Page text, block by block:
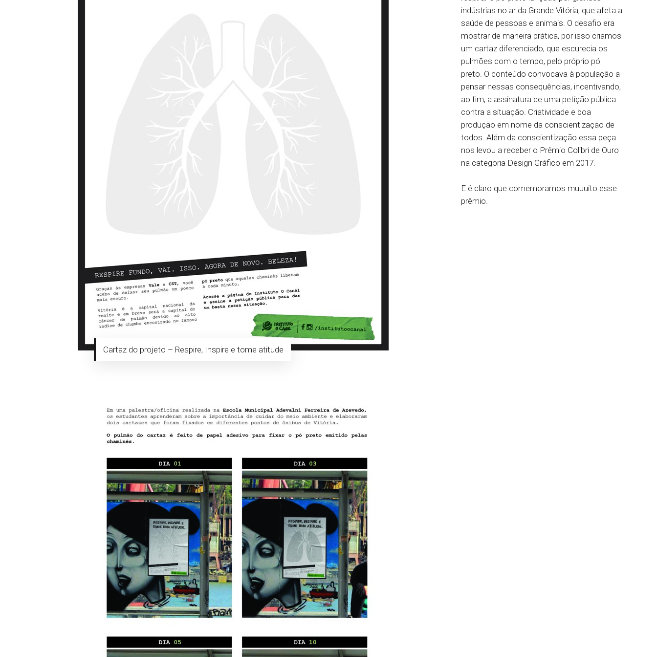
Cartaz do projeto – Respire, Inspire e tome atitude
indústrias no ar da Grande Vitória, que afeta a
saúde de pessoas e animais. O desafio era
mostrar de maneira prática, por isso criamos
um cartaz diferenciado, que escurecia os
pulmões com o tempo, pelo próprio pó
preto. O conteúdo convocava à população a
pensar nessas consequências, incentivando,
ao fim, a assinatura de uma petição pública
contra a situação. Criatividade e boa
produção em nome da conscientização de
todos. Além da conscientização essa peça
nos levou a receber o Prêmio Colibri de Ouro
na categoria Design Gráfico em 2017.
E é claro que comemoramos muuuito esse
prêmio.